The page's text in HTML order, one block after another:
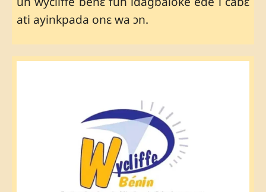
ati ayinkpada onɛ wa ɔn.